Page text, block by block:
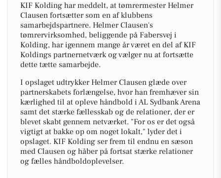
KIF Kolding har meddelt, at tømrermester Helmer
Clausen fortsætter som en af klubbens
samarbejdspartnere. Helmer Clausen's
tømrervirksomhed, beliggende på Fabersvej i
Kolding, har igennem mange år været en del af KIF
Koldings partnernetværk og vælger nu at fortsætte
dette tætte samarbejde.
I opslaget udtrykker Helmer Clausen glæde over
partnerskabets forlængelse, hvor han fremhæver sin
kærlighed til at opleve håndbold i AL Sydbank Arena
samt det stærke fællesskab og de relationer, der er
blevet skabt gennem netværket. "For os er det også
vigtigt at bakke op om noget lokalt," lyder det i
opslaget. KIF Kolding ser frem til endnu en sæson
med Clausen og håber på fortsat stærke relationer
og fælles håndboldoplevelser.